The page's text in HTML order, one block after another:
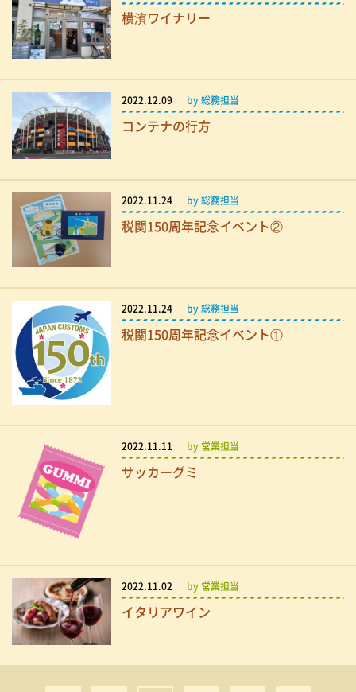
横濱ワイナリー
2022.12.09 by 総務担当
コンテナの行方
2022.11.24 by 総務担当
税関150周年記念イベント②
2022.11.24 by 総務担当
税関150周年記念イベント①
2022.11.11 by 営業担当
サッカーグミ
2022.11.02 by 営業担当
イタリアワイン